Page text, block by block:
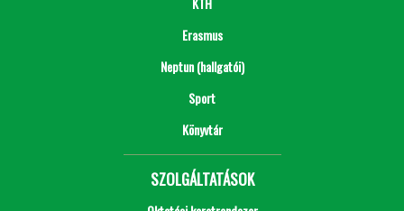
Erasmus
Neptun (hallgatói)
Sport
Könyvtár
SZOLGÁLTATÁSOK